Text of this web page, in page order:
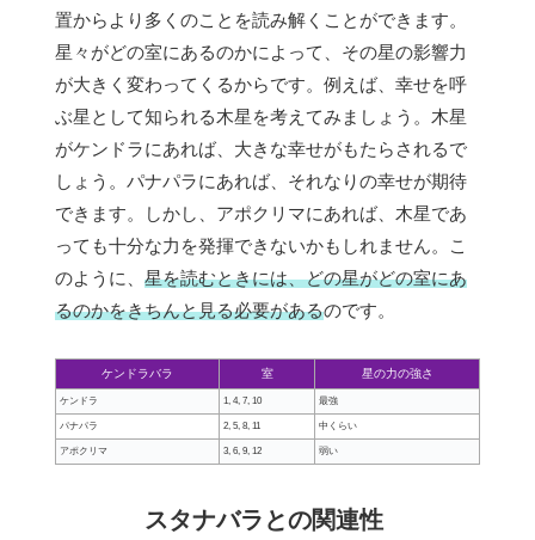
置からより多くのことを読み解くことができます。
星々がどの室にあるのかによって、その星の影響力
が大きく変わってくるからです。例えば、幸せを呼
ぶ星として知られる木星を考えてみましょう。木星
がケンドラにあれば、大きな幸せがもたらされるで
しょう。パナパラにあれば、それなりの幸せが期待
できます。しかし、アポクリマにあれば、木星であ
っても十分な力を発揮できないかもしれません。こ
のように、 星を読むときには、どの星がどの室にあ
るのかをきちんと見る必要があるのです。
ケンドラバラ 室 星の力の強さ
ケンドラ 1, 4, 7, 10 最強
パナパラ 2, 5, 8, 11 中くらい
アポクリマ 3, 6, 9, 12 弱い
スタナバラとの関連性